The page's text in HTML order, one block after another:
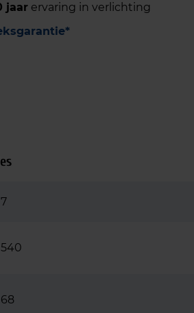
jaar ervaring in verlichting
7
540
68